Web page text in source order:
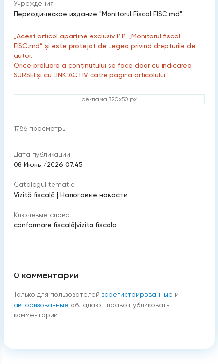
Учреждения:
Периодическое издание "Monitorul Fiscal FISC.md"
„Acest articol aparține exclusiv P.P. „Monitorul fiscal
FISC.md” și este protejat de Legea privind drepturile de
autor.
Orice preluare a conținutului se face doar cu indicarea
SURSEI și cu LINK ACTIV către pagina articolului”.
реклама 320x50 px
1786 просмотры
Дата публикации:
08 Июнь /2026 07:45
Catalogul tematic
Vizită fiscală | Налоговые новости
Ключевые слова
conformare fiscală|vizita fiscala
0 комментарии
Только для пользователей зарегистрированные и
авторизованные обладают право публиковать
комментарии